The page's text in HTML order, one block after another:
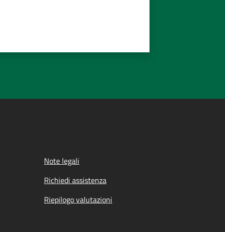
Note legali
Richiedi assistenza
Riepilogo valutazioni